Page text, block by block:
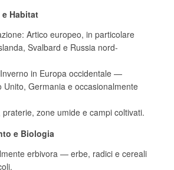
Habitat
Artico europeo, in particolare
Svalbard e Russia nord-
in Europa occidentale —
Unito, Germania e occasionalmente
praterie, zone umide e campi coltivati.
e Biologia
erbivora — erbe, radici e cereali